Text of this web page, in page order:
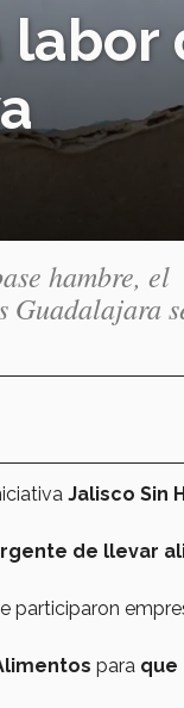
labor
hambre, el
Guadalajara
Jalisco Sin
de llevar
participaron
para que